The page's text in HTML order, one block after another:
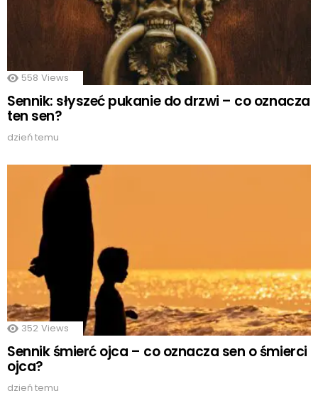
558 Views
Sennik: słyszeć pukanie do drzwi – co oznacza
ten sen?
dzień temu
352 Views
Sennik śmierć ojca – co oznacza sen o śmierci
ojca?
dzień temu